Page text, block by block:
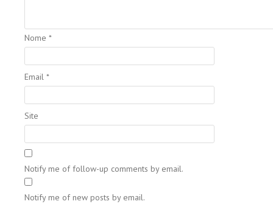
Nome *
Email *
Site
Notify me of follow-up comments by email.
Notify me of new posts by email.